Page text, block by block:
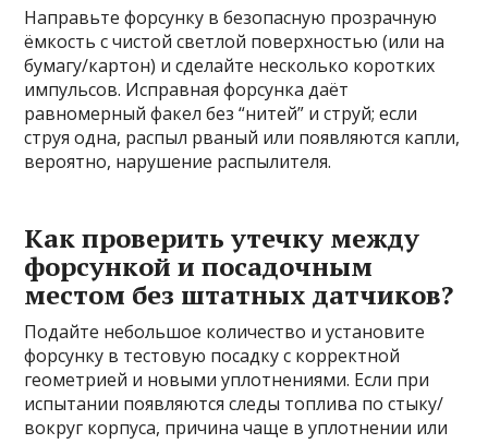
Направьте форсунку в безопасную прозрачную
ёмкость с чистой светлой поверхностью (или на
бумагу/картон) и сделайте несколько коротких
импульсов. Исправная форсунка даёт
равномерный факел без “нитей” и струй; если
струя одна, распыл рваный или появляются капли,
вероятно, нарушение распылителя.
Как проверить утечку между
форсункой и посадочным
местом без штатных датчиков?
Подайте небольшое количество и установите
форсунку в тестовую посадку с корректной
геометрией и новыми уплотнениями. Если при
испытании появляются следы топлива по стыку/
вокруг корпуса, причина чаще в уплотнении или